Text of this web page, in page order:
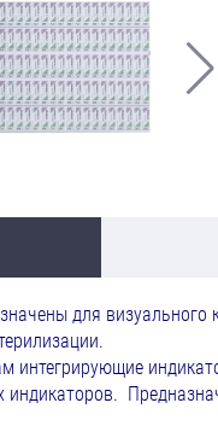
для
интегрирующие
индикаторов.